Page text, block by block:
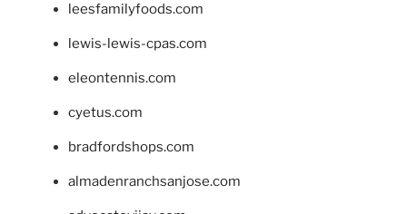
leesfamilyfoods.com
lewis-lewis-cpas.com
eleontennis.com
cyetus.com
bradfordshops.com
almadenranchsanjose.com